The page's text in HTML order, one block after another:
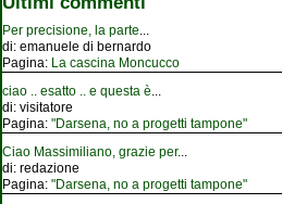
Per precisione, la parte...
di: emanuele di bernardo
Pagina: La cascina Moncucco
ciao .. esatto .. e questa è...
di: visitatore
Pagina: "Darsena, no a progetti tampone"
Ciao Massimiliano, grazie per...
di: redazione
Pagina: "Darsena, no a progetti tampone"